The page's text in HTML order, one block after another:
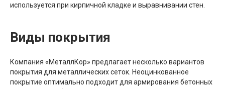
используется при кирпичной кладке и выравнивании стен.
Виды покрытия
Компания «МеталлКор» предлагает несколько вариантов
покрытия для металлических сеток. Неоцинкованное
покрытие оптимально подходит для армирования бетонных